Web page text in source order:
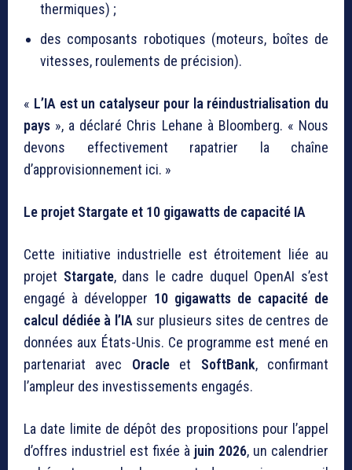
thermiques) ;
des composants robotiques (moteurs, boîtes de
vitesses, roulements de précision).
« L’IA est un catalyseur pour la réindustrialisation du
pays », a déclaré Chris Lehane à Bloomberg. « Nous
devons effectivement rapatrier la chaîne
d’approvisionnement ici. »
Le projet Stargate et 10 gigawatts de capacité IA
Cette initiative industrielle est étroitement liée au
projet Stargate, dans le cadre duquel OpenAI s’est
engagé à développer 10 gigawatts de capacité de
calcul dédiée à l’IAsur plusieurs sites de centres de
données aux États-Unis. Ce programme est mené en
partenariat avec Oracleet SoftBank, confirmant
l’ampleur des investissements engagés.
La date limite de dépôt des propositions pour l’appel
d’offres industriel est fixée à juin 2026, un calendrier